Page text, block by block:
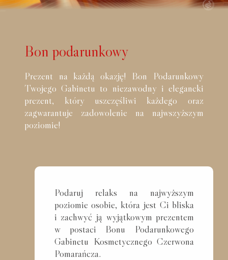
Bon podarunkowy
Prezent na każdą okazję! Bon Podarunkowy
Twojego Gabinetu to niezawodny i elegancki
prezent, który uszczęśliwi każdego oraz
zagwarantuje zadowolenie na najwszyższym
poziomie!
Podaruj relaks na najwyższym
poziomie osobie, która jest Ci bliska
i zachwyć ją wyjątkowym prezentem
w postaci Bonu Podarunkowego
Gabinetu Kosmetycznego Czerwona
Pomarańcza.